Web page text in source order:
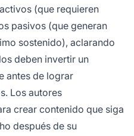
(que requieren
pasivos (que generan
sostenido), aclarando
deben invertir un
antes de lograr
Los autores
crear contenido que siga
después de su